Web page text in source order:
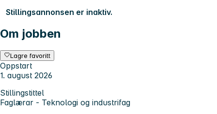
Stillingsannonsen er inaktiv.
Om jobben
Lagre favoritt
Oppstart
1. august 2026
Stillingstittel
Faglærar - Teknologi og industrifag